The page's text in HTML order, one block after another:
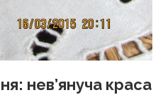
нев’януча краса